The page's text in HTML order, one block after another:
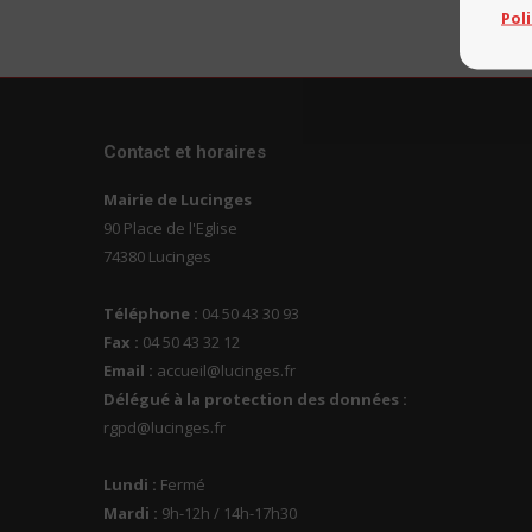
Contact et horaires
Mairie de Lucinges
90 Place de l'Eglise
74380 Lucinges
Téléphone : 04 50 43 30 93
Fax : 04 50 43 32 12
Email : accueil@lucinges.fr
Délégué à la protection des données :
rgpd@lucinges.fr
Lundi : Fermé
Mardi : 9h-12h / 14h-17h30